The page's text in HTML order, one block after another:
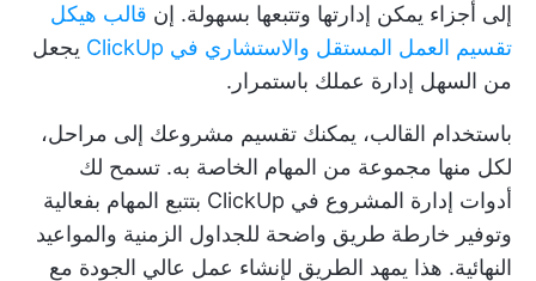
إلى أجزاء يمكن إدارتها وتتبعها بسهولة. إن قالب هيكل
تقسيم العمل المستقل والاستشاري في ClickUp
يجعل
من السهل إدارة عملك باستمرار.
باستخدام القالب، يمكنك تقسيم مشروعك إلى مراحل،
لكل منها مجموعة من المهام الخاصة به. تسمح لك
أدوات إدارة المشروع في ClickUp بتتبع المهام بفعالية
وتوفير خارطة طريق واضحة للجداول الزمنية والمواعيد
النهائية. هذا يمهد الطريق لإنشاء عمل عالي الجودة مع